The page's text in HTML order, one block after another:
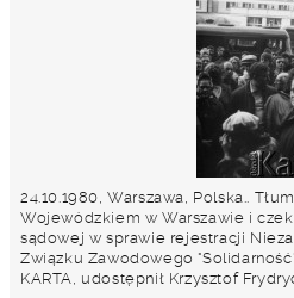
24.10.1980, Warszawa, Polska..
Wojewódzkiem w Warszawie i
sądowej w sprawie rejestracji
Związku Zawodowego
KARTA, udostępnił Krzysztof